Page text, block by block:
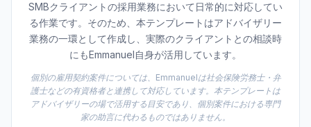
SMBクライアントの採用業務において日常的に対応してい
る作業です。そのため、本テンプレートはアドバイザリー
業務の一環として作成し、実際のクライアントとの相談時
にもEmmanuel自身が活用しています。
個別の雇用契約案件については、Emmanuelは社会保険労務士・弁
護士などの有資格者と連携して対応しています。本テンプレートは
アドバイザリーの場で活用する目安であり、個別案件における専門
家の助言に代わるものではありません。